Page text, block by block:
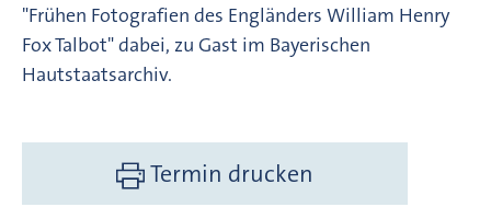
"Frühen Fotografien des Engländers William Henry
Fox Talbot" dabei, zu Gast im Bayerischen
Hautstaatsarchiv.
Termin drucken